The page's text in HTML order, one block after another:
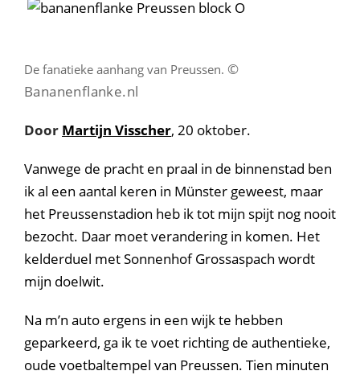
De fanatieke aanhang van Preussen. ©
Bananenflanke.nl
Door Martijn Visscher, 20 oktober.
Vanwege de pracht en praal in de binnenstad ben
ik al een aantal keren in Münster geweest, maar
het Preussenstadion heb ik tot mijn spijt nog nooit
bezocht. Daar moet verandering in komen. Het
kelderduel met Sonnenhof Grossaspach wordt
mijn doelwit.
Na m’n auto ergens in een wijk te hebben
geparkeerd, ga ik te voet richting de authentieke,
oude voetbaltempel van Preussen. Tien minuten